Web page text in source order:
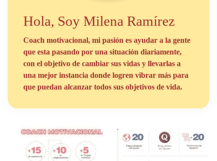
Hola, Soy Milena Ramírez
Coach motivacional, mi pasión es ayudar a la gente
que esta pasando por una situación diariamente,
con el objetivo de cambiar sus vidas y llevarlas a
una mejor instancia donde logren vibrar más para
que puedan alcanzar todos sus objetivos de vida.